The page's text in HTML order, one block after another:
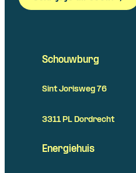
Schouwburg
Sint Jorisweg 76
3311 PL Dordrecht
Energiehuis